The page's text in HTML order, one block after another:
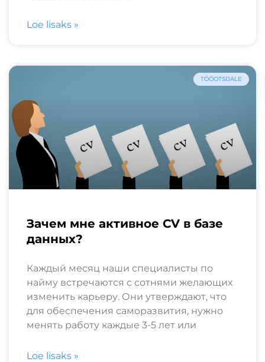
Loe lisaks »
TÖÖOTSIJALE
Зачем мне активное CV в базе
данных?
Каждый месяц наши специалисты по
найму встречаются с сотнями желающих
изменить карьеру. Они утверждают, что
для обеспечения саморазвития, нужно
менять работу каждые 3-5 лет или
Loe lisaks »